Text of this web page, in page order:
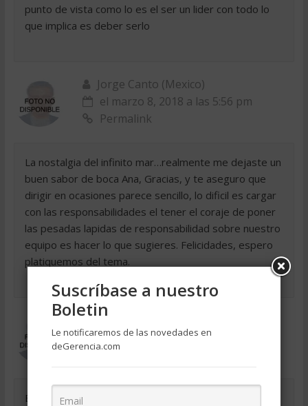
punto de vista como lo es el ser un lider con todo lo
que implica es deber serlo
Jorge Canto (Mexico)
el marzo 8, 2018 a las 5:56 pm
Permalink
La nostalgia del infinito mar…realmente me dejaste un
buen sabor de boca Ana, Gracias, y te aseguro que
dirigir en ocasiones parece sencillo, lo dificil es cargar
con las responsabilidades el tener el coraje de poner
las pesadas lapidas de responsabilidad sobre nuestro
equipo es hacer lo que sugieres. Felicidades, espero
platiquemos del tema.
Francisco Olivares Uribe. (Mexico)
el marzo 8, 2018 a las 5:56 pm
Permalink
Excelente pagina, su información es muy valiosa para
Suscríbase a nuestro
Boletin
Le notificaremos de las novedades en
deGerencia.com